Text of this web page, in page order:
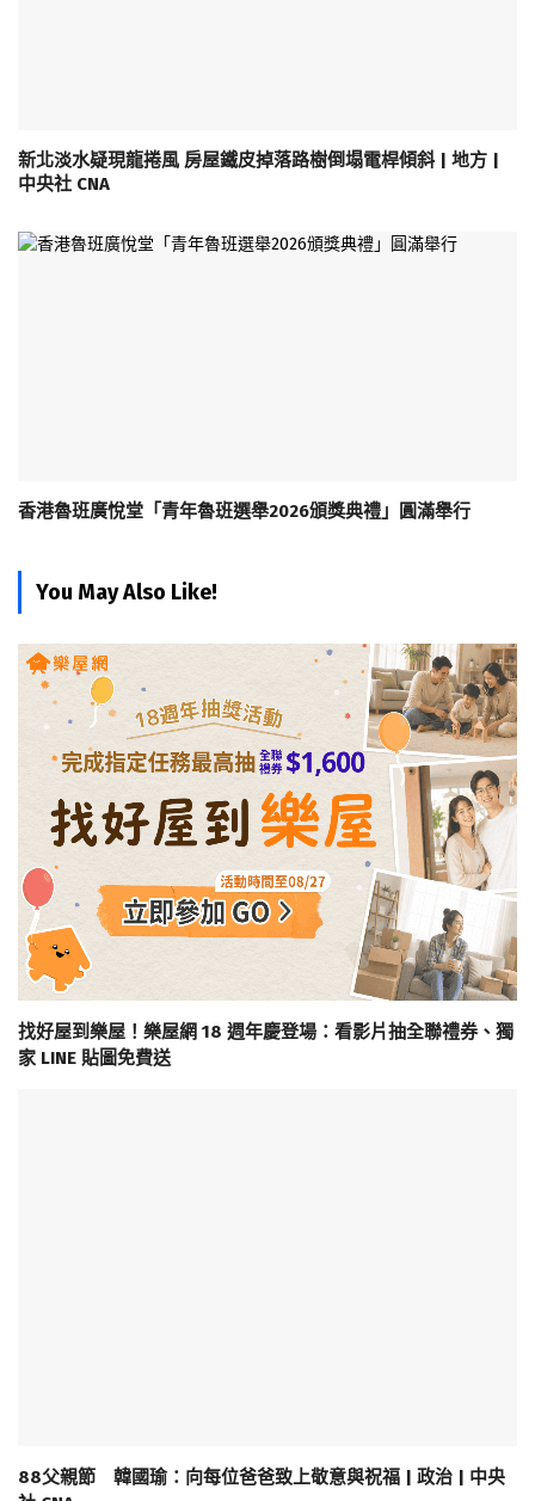
新北淡水疑現龍捲風 房屋鐵皮掉落路樹倒塌電桿傾斜 | 地方 |
中央社 CNA
香港魯班廣悅堂「青年魯班選舉2026頒獎典禮」圓滿舉行
You May Also Like!
找好屋到樂屋！樂屋網 18 週年慶登場：看影片抽全聯禮券、獨
家 LINE 貼圖免費送
88父親節 韓國瑜：向每位爸爸致上敬意與祝福 | 政治 | 中央